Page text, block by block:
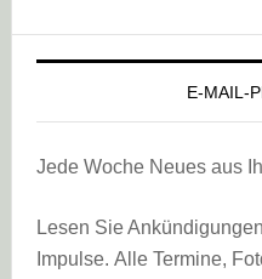
E-MAIL-
Jede Woche Neues aus
Lesen Sie
Impulse. Alle Termine,